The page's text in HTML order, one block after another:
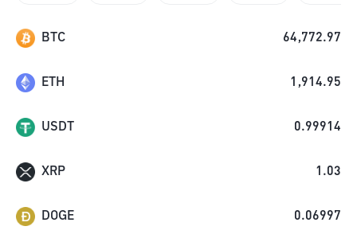
BTC 64,772.97
ETH 1,914.95
USDT 0.99914
XRP 1.03
DOGE 0.06997